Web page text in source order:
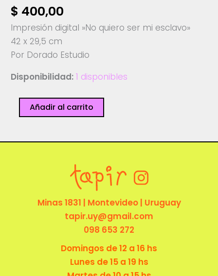
$ 400,00
Impresión digital »No quiero ser mi esclavo»
42 x 29,5 cm
Por Dorado Estudio
Disponibilidad: 1 disponibles
quiero
-
Añadir al carrito
Minas 1831 | Montevideo | Uruguay
tapir.uy@gmail.com
098 653 272
Domingos de 12 a 16 hs
Lunes de 15 a 19 hs